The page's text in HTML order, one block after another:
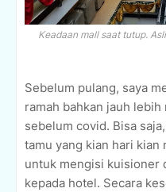
Keadaan mall saat tutup.
Sebelum pulang, saya
ramah bahkan jauh
sebelum covid. Bisa
tamu yang kian hari kian
untuk mengisi kuisioner
kepada hotel. Secara